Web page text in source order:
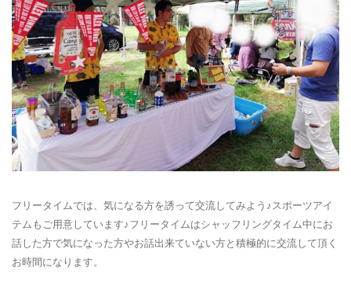
フリータイムでは、気になる方を誘って交流してみよう♪スポーツアイ
テムもご用意しています♪フリータイムはシャッフリングタイム中にお
話した方で気になった方やお話出来ていない方と積極的に交流して頂く
お時間になります。